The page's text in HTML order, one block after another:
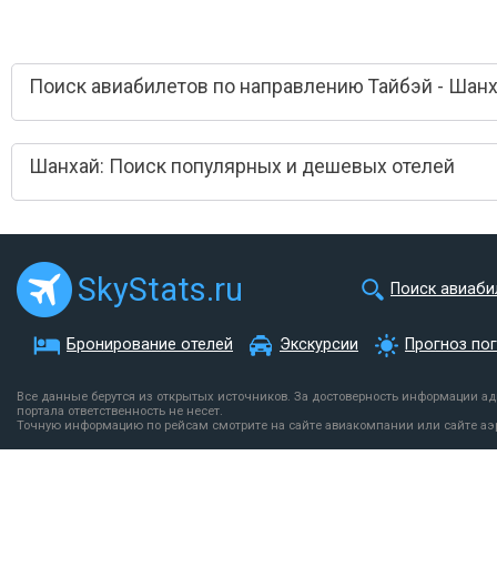
Поиск авиабилетов по направлению Тайбэй -
Шанхай: Поиск популярных и дешевых отелей
SkyStats.ru Поиск
Бронирование отелей Экскурсии Прогноз
Все данные берутся из открытых источников. За достоверность информации
портала ответственность не несет.
Точную информацию по рейсам смотрите на сайте авиакомпании или сайте